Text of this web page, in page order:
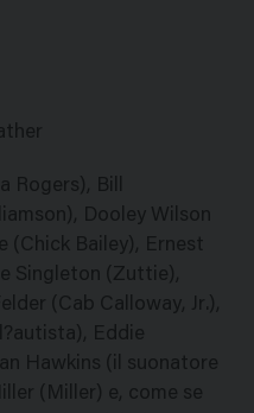
Rogers), Bill
Dooley Wilson
(Chick Bailey), Ernest
Singleton (Zuttie),
(Cab Calloway, Jr.),
Eddie
Hawkins (il suonatore
(Miller) e, come se